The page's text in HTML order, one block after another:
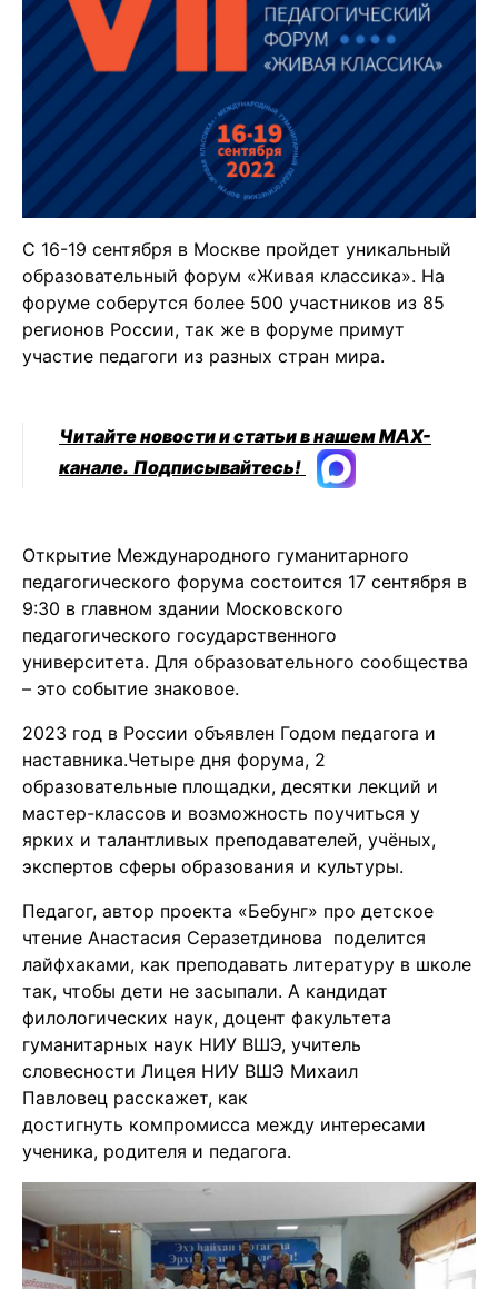
С 16-19 сентября в Москве пройдет уникальный
образовательный форум «Живая классика». На
форуме соберутся более 500 участников из 85
регионов России, так же в форуме примут
участие педагоги из разных стран мира.
Читайте новости и статьи в нашем MAX-
канале. Подписывайтесь!
Открытие Международного гуманитарного
педагогического форума состоится 17 сентября в
9:30 в главном здании Московского
педагогического государственного
университета. Для образовательного сообщества
– это событие знаковое.
2023 год в России объявлен Годом педагога и
наставника.Четыре дня форума, 2
образовательные площадки, десятки лекций и
мастер-классов и возможность поучиться у
ярких и талантливых преподавателей, учёных,
экспертов сферы образования и культуры.
Педагог, автор проекта «Бебунг» про детское
чтение Анастасия Серазетдинова поделится
лайфхаками, как преподавать литературу в школе
так, чтобы дети не засыпали. А кандидат
филологических наук, доцент факультета
гуманитарных наук НИУ ВШЭ, учитель
словесности Лицея НИУ ВШЭ Михаил
Павловец расскажет, как
достигнуть компромисса между интересами
ученика, родителя и педагога.